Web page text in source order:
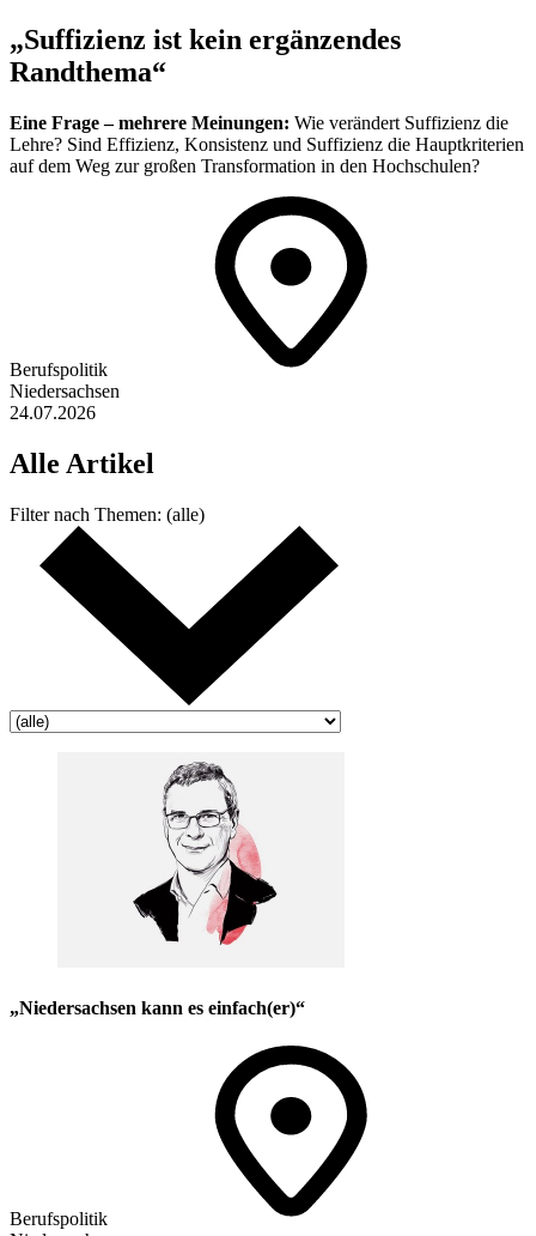
„Suffizienz ist kein ergänzendes
Randthema“
Eine Frage – mehrere Meinungen: Wie verändert Suffizienz die
Lehre? Sind Effizienz, Konsistenz und Suffizienz die Hauptkriterien
auf dem Weg zur großen Transformation in den Hochschulen?
Berufspolitik
Niedersachsen
24.07.2026
Alle Artikel
Filter nach Themen: (alle)
„Niedersachsen kann es einfach(er)“
Berufspolitik